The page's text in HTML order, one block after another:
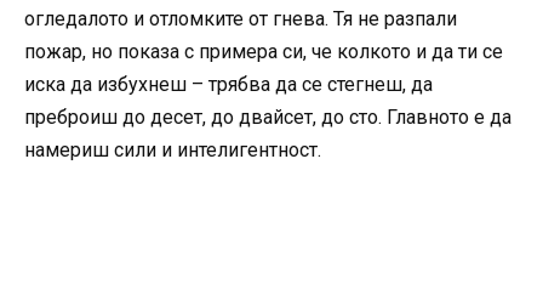
огледалото и отломките от гнева. Тя не разпали
пожар, но показа с примера си, че колкото и да ти се
иска да избухнеш – трябва да се стегнеш, да
преброиш до десет, до двайсет, до сто. Главното е да
намериш сили и интелигентност.